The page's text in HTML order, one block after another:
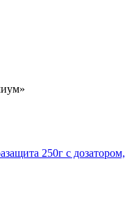
250г с дозатором,